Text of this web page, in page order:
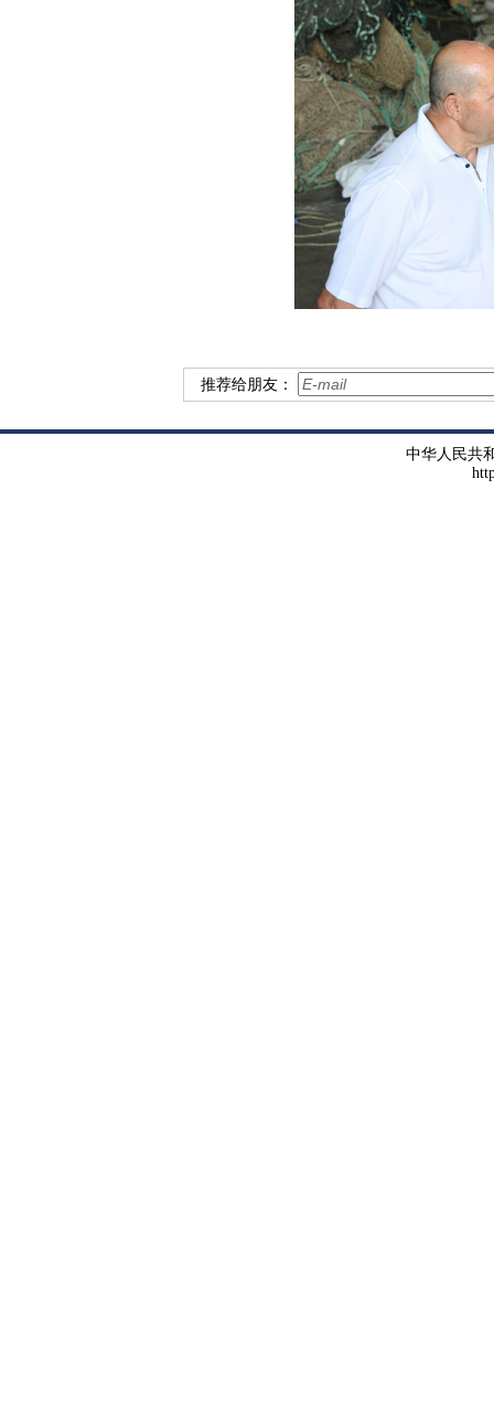
推荐给朋友：
中华人民共